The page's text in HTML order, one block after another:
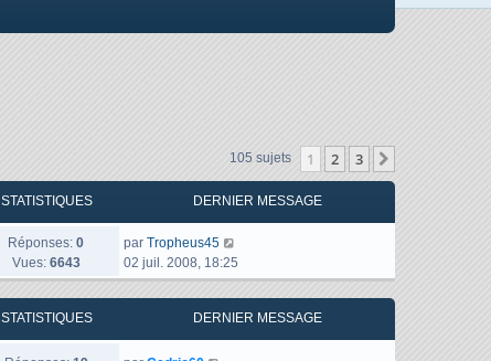
105 sujets 1 2 3
STATISTIQUES DERNIER MESSAGE
Réponses: 0
Vues: 6643
D
e
r
n
e
par Tropheus45
02 juil. 2008, 18:25
STATISTIQUES DERNIER MESSAGE